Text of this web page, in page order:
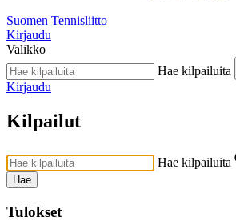
Suomen Tennisliitto
Kirjaudu
Valikko
Hae kilpailuita
Kirjaudu
Kilpailut
Hae kilpailuita
Hae
Tulokset